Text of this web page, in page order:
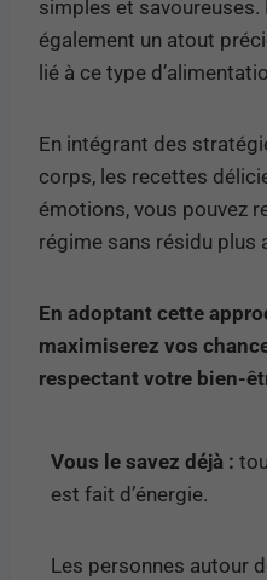
simples et
également un atout
lié à ce type
En intégrant des
corps, les recettes
émotions, vous pouvez
régime sans résidu plus
En adoptant cette
maximiserez vos
respectant votre bien-
Vous le savez déjà :
est fait d’énergie.
Les personnes autour